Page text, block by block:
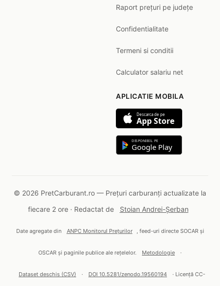
Raport prețuri pe județe
Confidentialitate
Termeni si conditii
Calculator salariu net
APLICATIE MOBILA
Descarca de pe
App Store
DISPONIBIL PE
Google Play
© 2026 PretCarburant.ro — Prețuri carburanți actualizate la
fiecare 2 ore · Redactat de
Stoian Andrei-Șerban
Date agregate din ANPC Monitorul Prețurilor , feed-uri directe SOCAR și
OSCAR și paginile publice ale rețelelor. Metodologie ·
Dataset deschis (CSV) · DOI 10.5281/zenodo.19560194 · Licență CC-